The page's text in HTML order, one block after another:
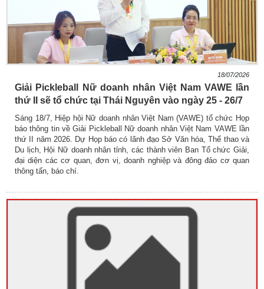
18/07/2026
Giải Pickleball Nữ doanh nhân Việt Nam VAWE lần
thứ II sẽ tổ chức tại Thái Nguyên vào ngày 25 - 26/7
Sáng 18/7, Hiệp hội Nữ doanh nhân Việt Nam (VAWE) tổ chức Họp
báo thông tin về Giải Pickleball Nữ doanh nhân Việt Nam VAWE lần
thứ II năm 2026. Dự Họp báo có lãnh đạo Sở Văn hóa, Thể thao và
Du lịch, Hội Nữ doanh nhân tỉnh, các thành viên Ban Tổ chức Giải,
đại diện các cơ quan, đơn vị, doanh nghiệp và đông đảo cơ quan
thông tấn, báo chí.